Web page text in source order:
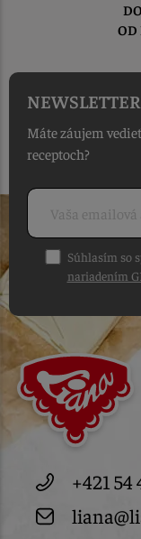
OD
NEWSLETTER
Máte záujem
receptoch?
Súhlasím so
nariadením
+421 54